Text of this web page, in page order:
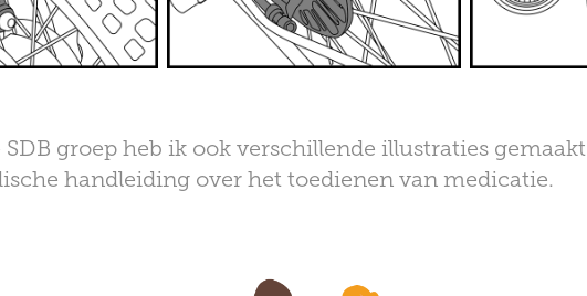
groep heb ik ook verschillende illustraties gemaakt
handleiding over het toedienen van medicatie.